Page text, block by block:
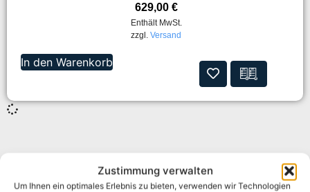
Zustimmung verwalten
Um Ihnen ein optimales Erlebnis zu bieten, verwenden wir Technologien
629,00 €
Enthält MwSt.
zzgl. Versand
In den Warenkorb